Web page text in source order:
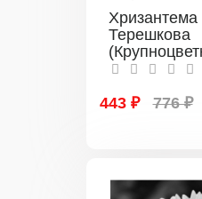
Терешкова
Красно-
443 ₽
776 ₽